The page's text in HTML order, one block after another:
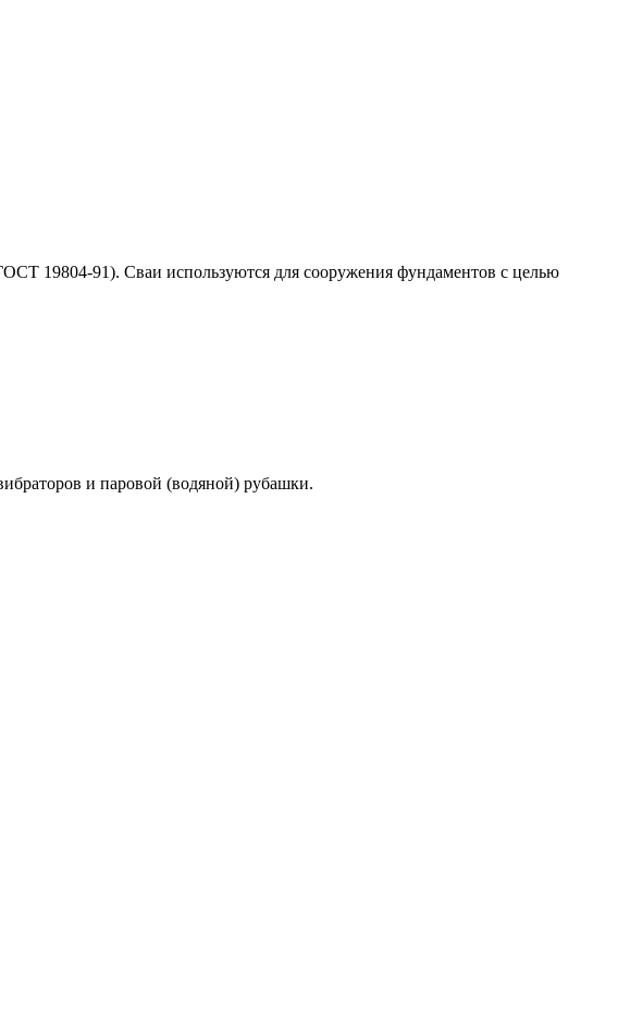
19804-91). Сваи используются для сооружения фундаментов с целью
и паровой (водяной) рубашки.